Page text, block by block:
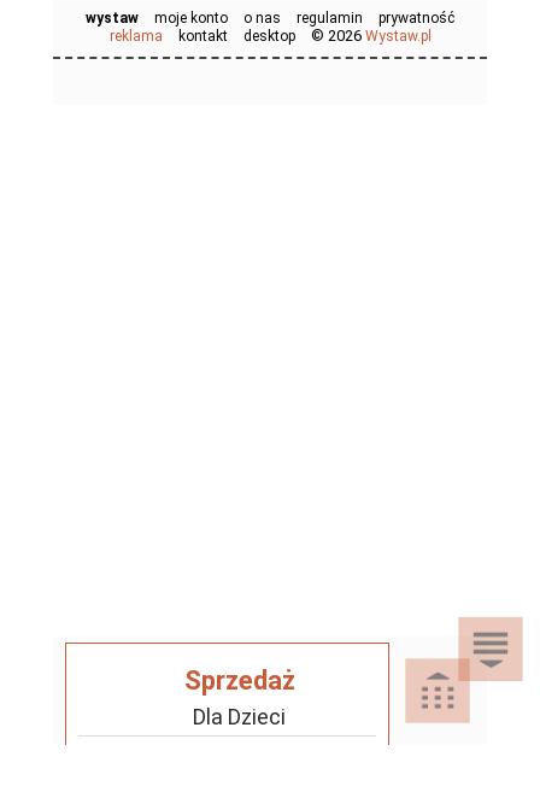
wystaw moje konto o nas regulamin
prywatność
reklama
kontakt desktop © 2026 Wystaw.pl
Sprzedaż
Dla Dzieci